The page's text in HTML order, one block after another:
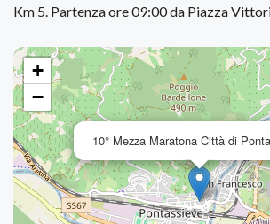
Km 5. Partenza ore 09:00 da Piazza
10° Mezza Maratona Città di
+
−